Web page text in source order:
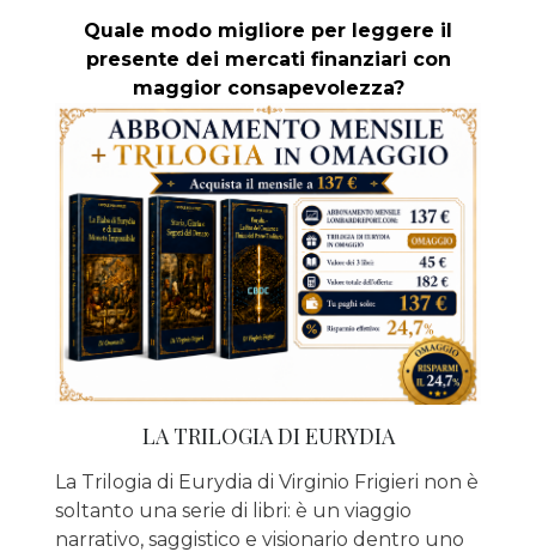
Quale modo migliore per leggere il
presente dei mercati finanziari con
maggior consapevolezza?
LA TRILOGIA DI EURYDIA
La Trilogia di Eurydia di Virginio Frigieri non è
soltanto una serie di libri: è un viaggio
narrativo, saggistico e visionario dentro uno